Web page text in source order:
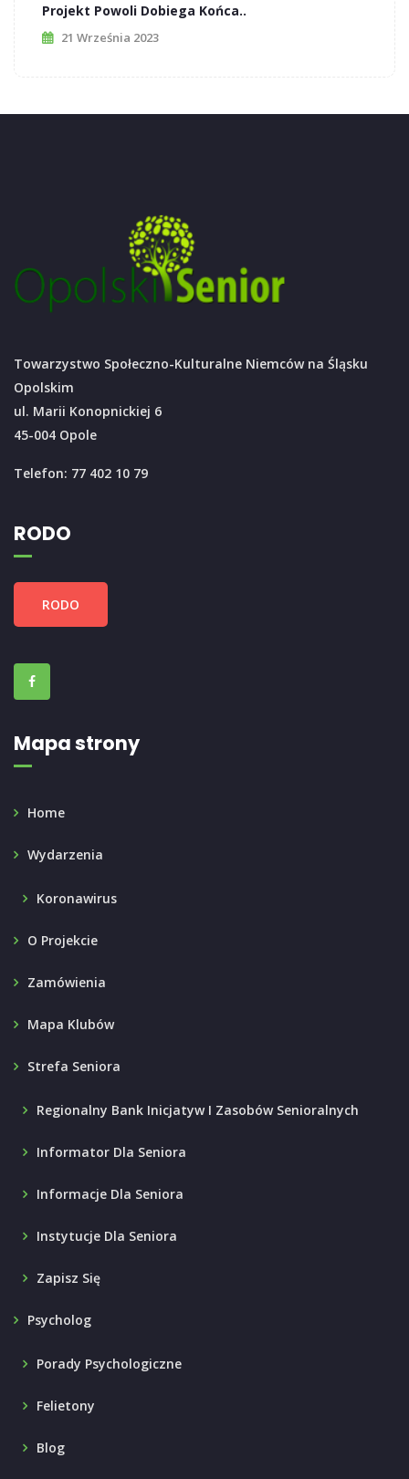
Projekt Powoli Dobiega Końca..
21 Września 2023
Towarzystwo Społeczno-Kulturalne Niemców na Śląsku
Opolskim
ul. Marii Konopnickiej 6
45-004 Opole
Telefon: 77 402 10 79
RODO
RODO
Mapa strony
Home
Wydarzenia
Koronawirus
O Projekcie
Zamówienia
Mapa Klubów
Strefa Seniora
Regionalny Bank Inicjatyw I Zasobów Senioralnych
Informator Dla Seniora
Informacje Dla Seniora
Instytucje Dla Seniora
Zapisz Się
Psycholog
Porady Psychologiczne
Felietony
Blog